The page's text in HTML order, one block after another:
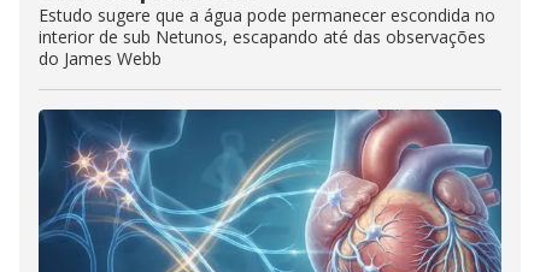
Estudo sugere que a água pode permanecer escondida no
interior de sub Netunos, escapando até das observações
do James Webb